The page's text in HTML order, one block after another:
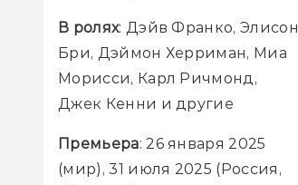
В ролях: Дэйв Франко, Элисон
Бри, Дэймон Херриман, Миа
Морисси, Карл Ричмонд,
Джек Кенни и другие
Премьера: 26 января 2025
(мир), 31 июля 2025 (Россия,